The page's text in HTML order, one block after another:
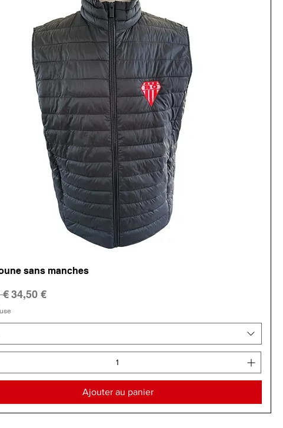
sans manches
€Prix promotionnel
34,50 €
Ajouter au panier